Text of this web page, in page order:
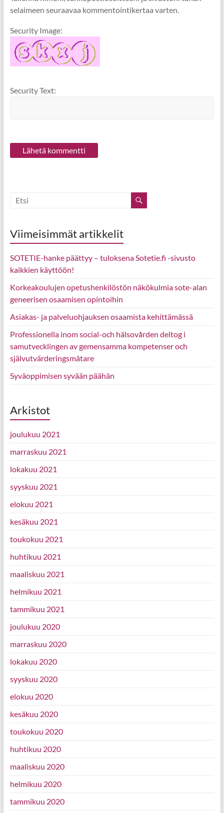
selaimeen seuraavaa kommentointikertaa varten.
Security Image:
Security Text:
Viimeisimmät artikkelit
SOTETIE-hanke päättyy – tuloksena Sotetie.fi -sivusto
kaikkien käyttöön!
Korkeakoulujen opetushenkilöstön näkökulmia sote-alan
geneerisen osaamisen opintoihin
Asiakas- ja palveluohjauksen osaamista kehittämässä
Professionella inom social-och hälsovården deltog i
samutvecklingen av gemensamma kompetenser och
självutvärderingsmätare
Syväoppimisen syvään päähän
Arkistot
joulukuu 2021
marraskuu 2021
lokakuu 2021
syyskuu 2021
elokuu 2021
kesäkuu 2021
toukokuu 2021
huhtikuu 2021
maaliskuu 2021
helmikuu 2021
tammikuu 2021
joulukuu 2020
marraskuu 2020
lokakuu 2020
syyskuu 2020
elokuu 2020
kesäkuu 2020
toukokuu 2020
huhtikuu 2020
maaliskuu 2020
helmikuu 2020
tammikuu 2020